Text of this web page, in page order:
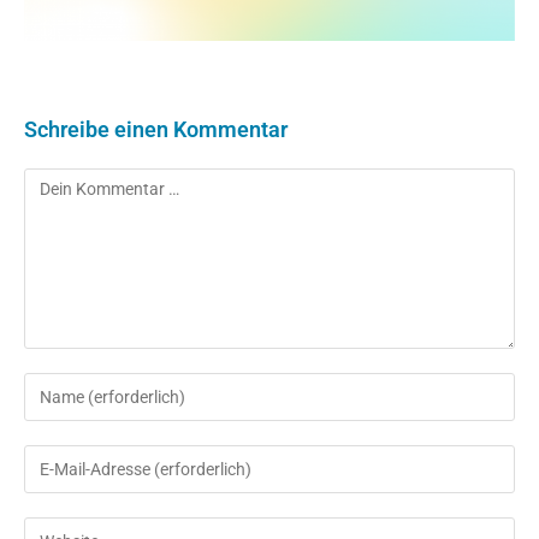
Schreibe einen Kommentar
Kommentar
Gib
deinen
Namen
oder
Gib
deine
E-
Gib